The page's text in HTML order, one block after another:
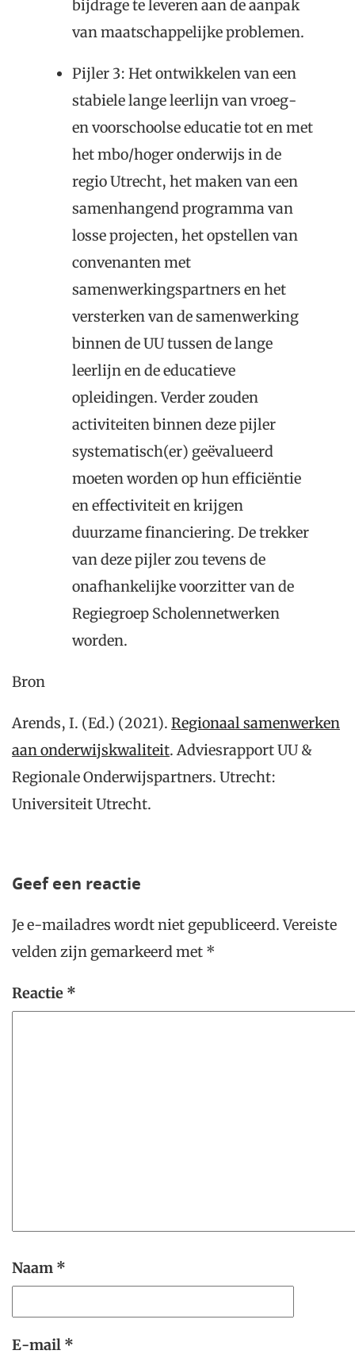
bijdrage te leveren aan de aanpak
van maatschappelijke problemen.
Pijler 3: Het ontwikkelen van een
stabiele lange leerlijn van vroeg-
en voorschoolse educatie tot en met
het mbo/hoger onderwijs in de
regio Utrecht, het maken van een
samenhangend programma van
losse projecten, het opstellen van
convenanten met
samenwerkingspartners en het
versterken van de samenwerking
binnen de UU tussen de lange
leerlijn en de educatieve
opleidingen. Verder zouden
activiteiten binnen deze pijler
systematisch(er) geëvalueerd
moeten worden op hun efficiëntie
en effectiviteit en krijgen
duurzame financiering. De trekker
van deze pijler zou tevens de
onafhankelijke voorzitter van de
Regiegroep Scholennetwerken
worden.
Bron
Arends, I. (Ed.) (2021). Regionaal samenwerken
aan onderwijskwaliteit. Adviesrapport UU &
Regionale Onderwijspartners. Utrecht:
Universiteit Utrecht.
Geef een reactie
Je e-mailadres wordt niet gepubliceerd. Vereiste
velden zijn gemarkeerd met *
Reactie *
Naam *
E-mail *